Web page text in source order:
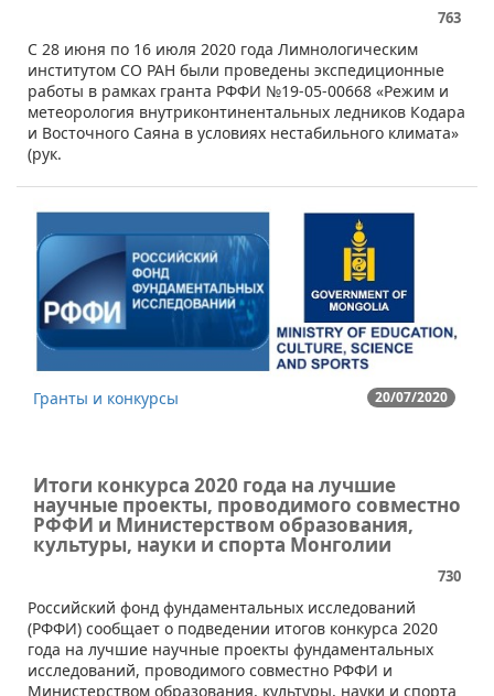
763
​C 28 июня по 16 июля 2020 года Лимнологическим
институтом СО РАН были проведены экспедиционные
работы в рамках гранта РФФИ №19-05-00668 «Режим и
метеорология внутриконтинентальных ледников Кодара
и Восточного Саяна в условиях нестабильного климата»
(рук.
20/07/2020
Гранты и конкурсы
Итоги конкурса 2020 года на лучшие
научные проекты, проводимого совместно
РФФИ и Министерством образования,
культуры, науки и спорта Монголии
730
Российский фонд фундаментальных исследований
(РФФИ) сообщает о подведении итогов конкурса 2020
года на лучшие научные проекты фундаментальных
исследований, проводимого совместно РФФИ и
Министерством образования, культуры, науки и спорта